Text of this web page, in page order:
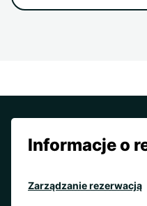
Informacje o
Zarządzanie rezerwacją